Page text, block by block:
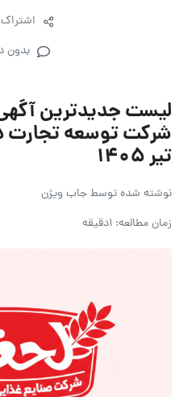
بدون
لیست جدیدترین
تیر ۱۴۰۵
نوشته شده توسطجاب ویژن
زمان مطالعه: 1دقیقه